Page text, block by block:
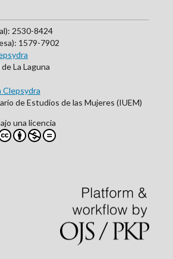
2530-8424
1579-7902
La Laguna
Clepsydra
de Estudios de las Mujeres (IUEM)
una licencia